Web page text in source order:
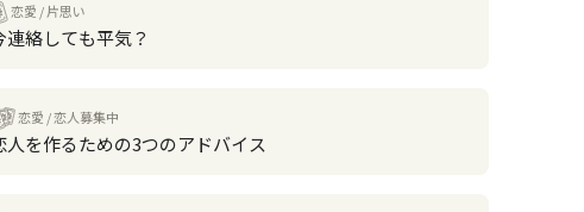
恋愛 片思い
連絡しても平気？
恋愛 恋人募集中
人を作るための3つのアドバイス